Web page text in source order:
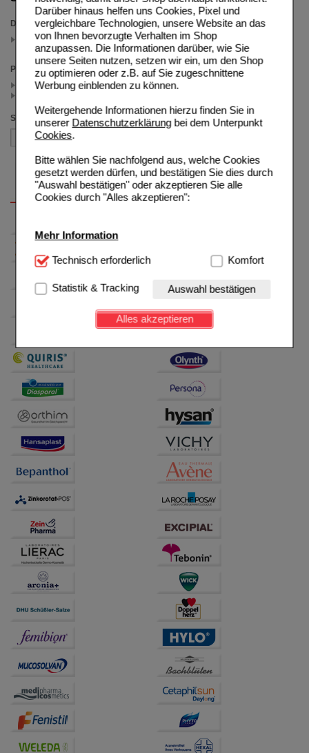
Darüber hinaus helfen uns Cookies, Pixel und
vergleichbare Technologien, unsere Website an das
von Ihnen bevorzugte Verhalten im Shop
anzupassen. Die Informationen darüber, wie Sie
unsere Seiten nutzen, setzen wir ein, um den Shop
zu optimieren oder z.B. auf Sie zugeschnittene
Werbung einblenden zu können.
Weitergehende Informationen hierzu finden Sie in
unserer Datenschutzerklärungbei dem Unterpunkt
Cookies.
Bitte wählen Sie nachfolgend aus, welche Cookies
gesetzt werden dürfen, und bestätigen Sie dies durch
"Auswahl bestätigen" oder akzeptieren Sie alle
Cookies durch "Alles akzeptieren":
Mehr Information
Technisch Notwendig:Hierbei handelt es sich um
Website notwendig sind (z.B. Navigation, Warenkorb,
Kundenkonto), weshalb auf diese nicht verzichtet
werden kann.
Einkaufserlebnis noch ansprechender zu gestalten,
beispielsweise für die Wiedererkennung des
Besuchers oder unsere Seite an bevorzugte
Verhaltensweisen (z.B. Spracheinstellung)
anzupassen. Komfort-Cookies ermöglichen es uns
auch auf Ihre Bedürfnisse zugeschrittene Inhalte
anzuzeigen und unser Partnerprogramm zu
betreiben.
Informationen über die Art und Weise der Nutzung
unserer Website sammeln, mit deren Hilfe wir unsere
Website weiter für Sie optimieren können, den Inhalt
auf unserer Website aber auch die Werbung auf
Drittseiten möglichst relevant für Sie zu gestalten.
Bitte beachten Sie, dass Daten hierfür teilweise an
Dritte wie z.B. Google oder soziale Medien
übertragen werden.
Technisch erforderlich Komfort
Statistik & Tracking Auswahl bestätigen
Alles akzeptieren
Darreichungsform
Depot-Injektionssuspension
(auswahl entfernen)
Preis
< 500.00 (4)
Sortieren nach